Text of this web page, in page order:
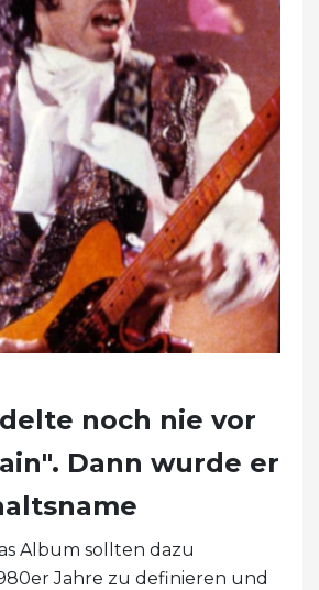
noch nie vor
Dann wurde er
Album sollten dazu
Jahre zu definieren und